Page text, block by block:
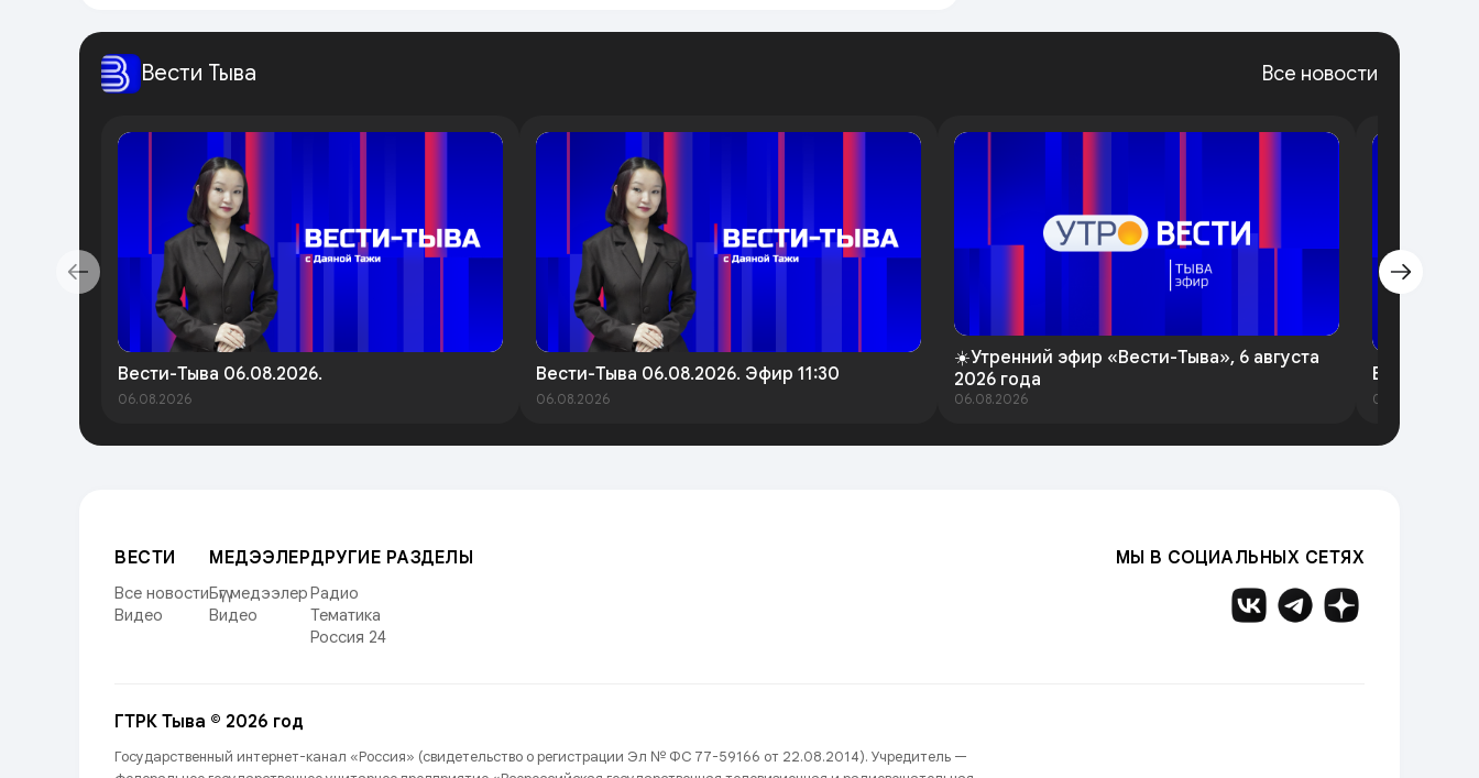
Вести Тыва Все новости
Вести-Тыва 06.08.2026.
06.08.2026
Вести-Тыва 06.08.2026. Эфир 11:30
06.08.2026
☀️Утренний эфир «Вести-Тыва», 6 августа
2026 года
06.08.2026
Вести-Тыва
05.08.2026
ВЕСТИ
Все новости
Видео
МЕДЭЭЛЕР
Бүгү медээлер
Видео
ДРУГИЕ РАЗДЕЛЫ
Радио
Тематика
Россия 24
МЫ В СОЦИАЛЬНЫХ СЕТЯХ
ГТРК Тыва © 2026 год
Государственный интернет-канал «Россия» (свидетельство о регистрации Эл № ФС 77-59166 от 22.08.2014). Учредитель —